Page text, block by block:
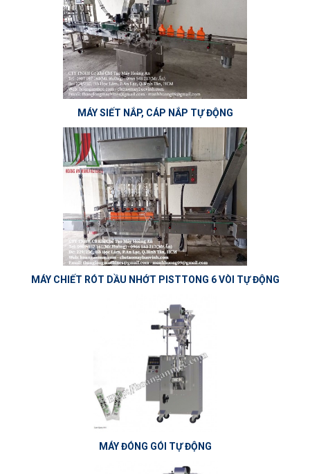
MÁY SIẾT NẮP, CÁP NẮP TỰ ĐỘNG
MÁY CHIẾT RÓT DẦU NHỚT PISTTONG 6 VÒI TỰ ĐỘNG
MÁY ĐÓNG GÓI TỰ ĐỘNG